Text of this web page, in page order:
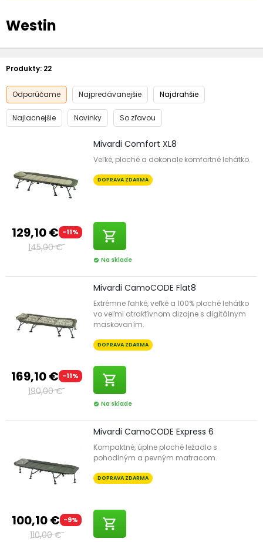
Westin
Produkty: 22
Odporúčame Najpredávanejšie Najdrahšie
Najlacnejšie Novinky So zľavou
129,10 € -11%
145,00 €
Mivardi Comfort XL8
Veľké, ploché a dokonale komfortné lehátko.
DOPRAVA ZDARMA
shopping_cart
check_circle Na sklade
169,10 € -11%
190,00 €
Mivardi CamoCODE Flat8
Extrémne ľahké, veľké a 100% ploché lehátko
vo veľmi atraktívnom dizajne s digitálnym
maskovaním.
DOPRAVA ZDARMA
shopping_cart
check_circle Na sklade
100,10 € -9%
110,00 €
Mivardi CamoCODE Express 6
Kompaktné, úplne ploché ležadlo s
pohodlným a pevným matracom.
DOPRAVA ZDARMA
shopping_cart